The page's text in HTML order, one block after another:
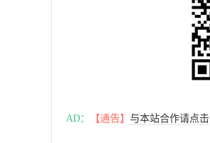
AD： 【通告】 与本站合作请点击